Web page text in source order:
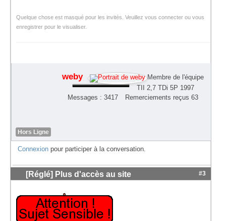
Quelque chose est masqué pour les invités. Veuillez vous connecter ou vous
enregistrer pour le visualiser.
weby
Membre de l'équipe
TII 2,7 TDi 5P 1997
Messages : 3417
Remerciements reçus 63
Hors Ligne
Connexion pour participer à la conversation.
[Réglé] Plus d'accès au site #3